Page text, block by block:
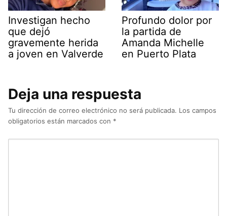
Investigan hecho
que dejó
gravemente herida
a joven en Valverde
Profundo dolor por
la partida de
Amanda Michelle
en Puerto Plata
Deja una respuesta
Tu dirección de correo electrónico no será publicada. Los campos
obligatorios están marcados con *